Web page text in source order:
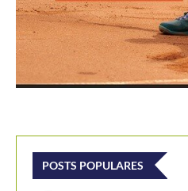
POSTS POPULARES